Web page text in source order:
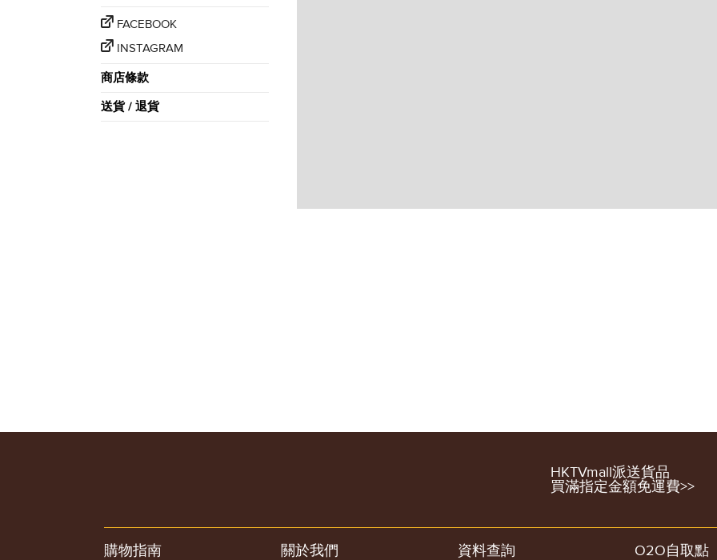
FACEBOOK
INSTAGRAM
商店條款
送貨 / 退貨
HKTVmall派送貨品
買滿指定金額免運費>>
購物指南 關於我們 資料查詢 O2O自取點